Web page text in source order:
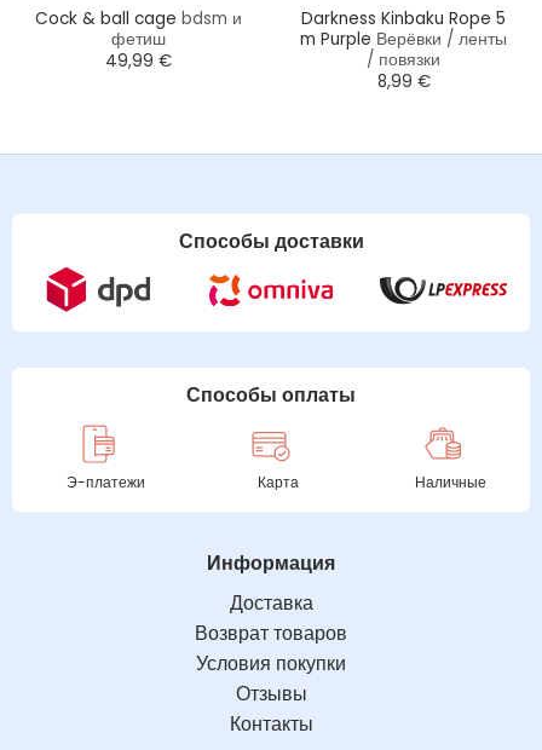
Cock & ball cage bdsm и
фетиш
49,99 €
Darkness Kinbaku Rope 5
m Purple Верёвки / ленты
/ повязки
8,99 €
Способы доставки
Способы оплаты
Э-платежи Карта Наличные
Информация
Доставка
Возврат товаров
Условия покупки
Отзывы
Контакты